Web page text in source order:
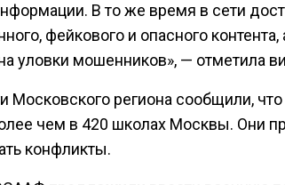
В то же время в сети
фейкового и опасного
уловки мошенников», — отметила
Московского региона сообщили,
чем в 420 школах Москвы. Они
конфликты.